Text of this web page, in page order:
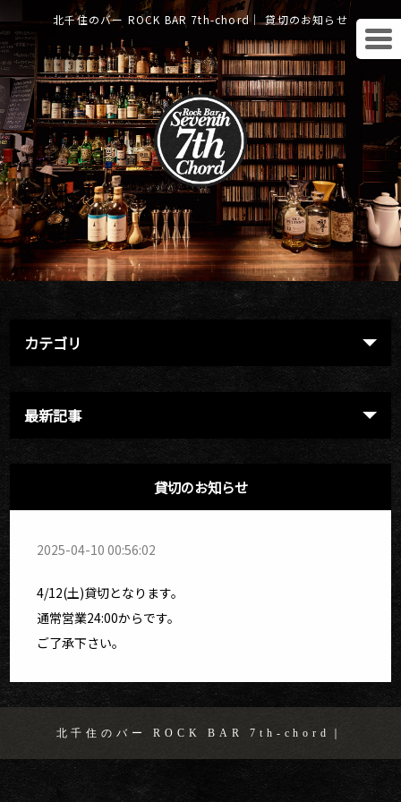
北千住のバー ROCK BAR 7th-chord｜ 貸切のお知らせ
カテゴリ
最新記事
貸切のお知らせ
2025-04-10 00:56:02
4/12(土)貸切となります。
通常営業24:00からです。
ご了承下さい。
北千住のバー ROCK BAR 7th-chord｜